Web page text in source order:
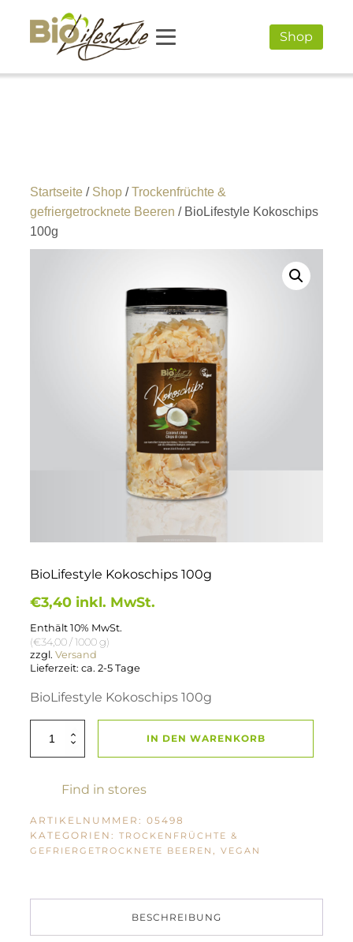
Shop
Startseite / Shop / Trockenfrüchte &
gefriergetrocknete Beeren / BioLifestyle Kokoschips
100g
BioLifestyle Kokoschips 100g
€3,40 inkl. MwSt.
Enthält 10% MwSt.
(€34,00/ 1000 g)
zzgl.Versand
Lieferzeit: ca. 2-5 Tage
BioLifestyle Kokoschips 100g
Kokoschips
Menge
IN DEN WARENKORB
Find in stores
ARTIKELNUMMER:05498
KATEGORIEN:TROCKENFRÜCHTE &
GEFRIERGETROCKNETE BEEREN
,VEGAN
BESCHREIBUNG